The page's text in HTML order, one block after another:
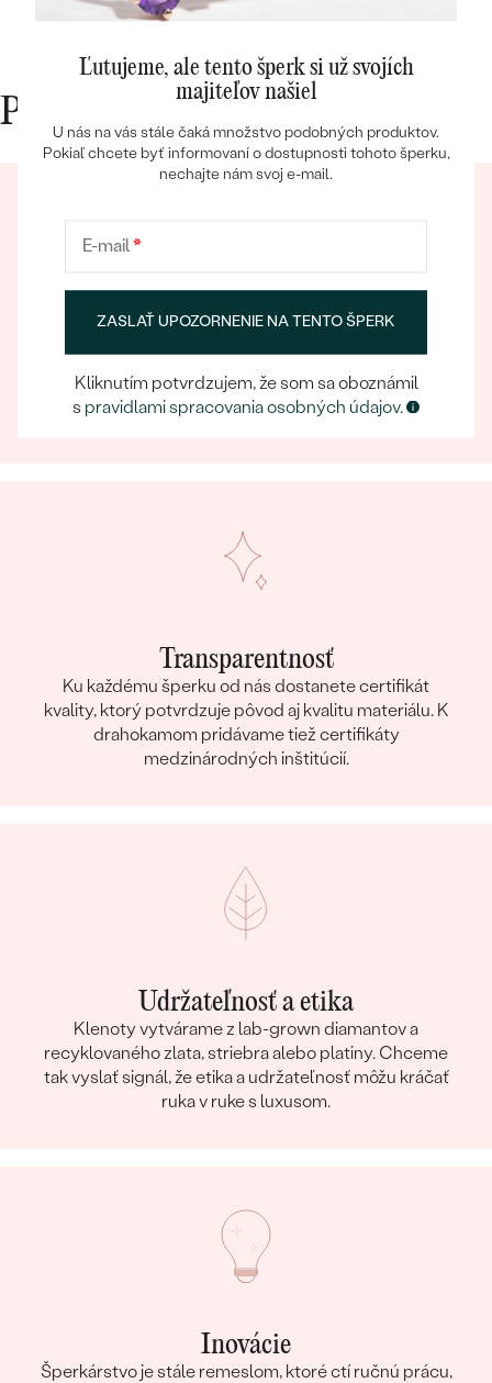
Bestsellery
Prečo nakupovať v Eppi
na náš tím, ktorý sa postará o to, aby už samotný
výber šperku bol eppickým zážitkom.
Transparentnosť
Ku každému šperku od nás dostanete certifikát
kvality, ktorý potvrdzuje pôvod aj kvalitu materiálu. K
drahokamom pridávame tiež certifikáty
medzinárodných inštitúcií.
Udržateľnosť a etika
Klenoty vytvárame z lab-grown diamantov a
recyklovaného zlata, striebra alebo platiny. Chceme
tak vyslať signál, že etika a udržateľnosť môžu kráčať
ruka v ruke s luxusom.
Inovácie
Šperkárstvo je stále remeslom, ktoré ctí ručnú prácu,
Ľutujeme, ale tento šperk si už svojích
majiteľov našiel
U nás na vás stále čaká množstvo podobných produktov.
Pokiaľ chcete byť informovaní o dostupnosti tohoto šperku,
nechajte nám svoj e-mail.
E-mail*
ZASLAŤ UPOZORNENIE NA TENTO ŠPERK
Kliknutím potvrdzujem, že som sa oboznámil
s pravidlami spracovania osobných údajov.